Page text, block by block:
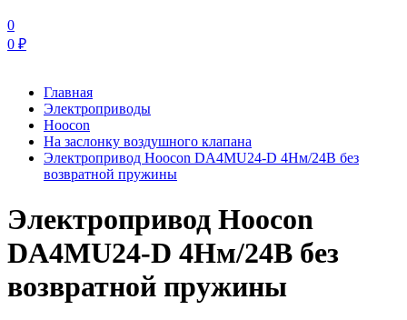
0
0 ₽
Главная
Электроприводы
Hoocon
На заслонку воздушного клапана
Электропривод Hoocon DA4MU24-D 4Нм/24В без
возвратной пружины
Электропривод Hoocon
DA4MU24-D 4Нм/24В без
возвратной пружины